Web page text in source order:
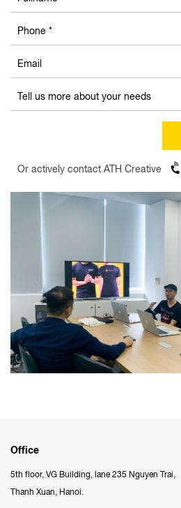
Or actively contact ATH Creative
Office
5th floor, VG Building, lane 235 Nguyen Trai,
Thanh Xuan, Hanoi.